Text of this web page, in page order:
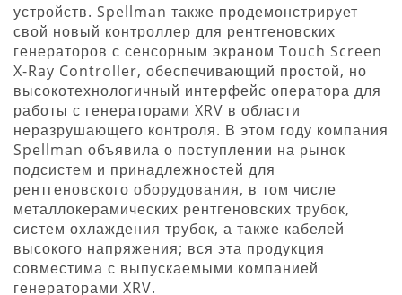
устройств. Spellman также продемонстрирует
свой новый контроллер для рентгеновских
генераторов с сенсорным экраном Touch Screen
X-Ray Controller, обеспечивающий простой, но
высокотехнологичный интерфейс оператора для
работы с генераторами XRV в области
неразрушающего контроля. В этом году компания
Spellman объявила о поступлении на рынок
подсистем и принадлежностей для
рентгеновского оборудования, в том числе
металлокерамических рентгеновских трубок,
систем охлаждения трубок, а также кабелей
высокого напряжения; вся эта продукция
совместима с выпускаемыми компанией
генераторами XRV.